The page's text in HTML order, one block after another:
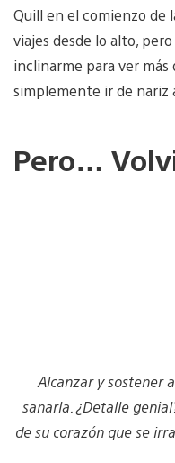
Quill en el comienzo de
viajes desde lo alto,
inclinarme para ver
simplemente ir de nariz
Pero…
Alcanzar y sostener
sanarla. ¿Detalle
de su corazón que se